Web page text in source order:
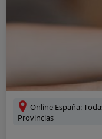
Online España:
Provincias